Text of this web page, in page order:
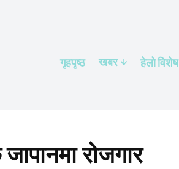
गृहपृष्ठ खबर हेलाे विशेष
रोजगार